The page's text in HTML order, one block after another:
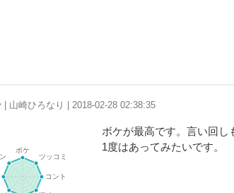
| 山崎ひろなり | 2018-02-28 02:38:35
ボケが最高です。言い回し
1度はあってみたいです。